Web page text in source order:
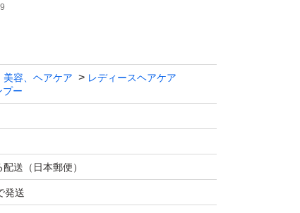
する場合がございます。予めご了承くだ
美容、ヘアケア
レディースヘアケア
プー
送（日本郵便）
発送